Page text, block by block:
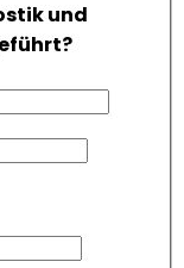
und